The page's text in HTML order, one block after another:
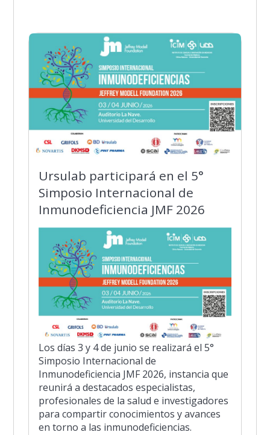
Ursulab participará en el 5°
Simposio Internacional de
Inmunodeficiencia JMF 2026
Los días 3 y 4 de junio se realizará el 5°
Simposio Internacional de
Inmunodeficiencia JMF 2026, instancia que
reunirá a destacados especialistas,
profesionales de la salud e investigadores
para compartir conocimientos y avances
en torno a las inmunodeficiencias.